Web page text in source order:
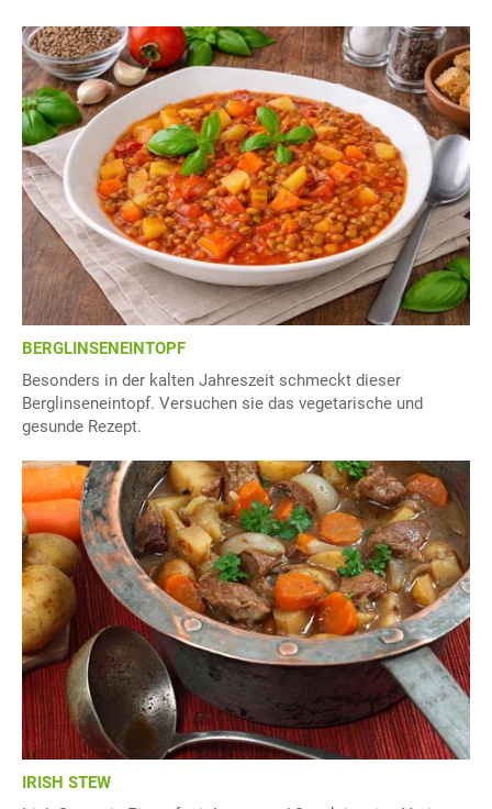
BERGLINSENEINTOPF
Besonders in der kalten Jahreszeit schmeckt dieser
Berglinseneintopf. Versuchen sie das vegetarische und
gesunde Rezept.
IRISH STEW